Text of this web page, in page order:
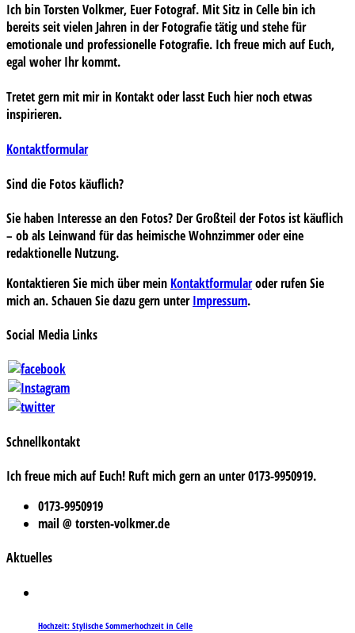
Ich bin Torsten Volkmer, Euer Fotograf. Mit Sitz in Celle bin ich
bereits seit vielen Jahren in der Fotografie tätig und stehe für
emotionale und professionelle Fotografie. Ich freue mich auf Euch,
egal woher Ihr kommt.
Tretet gern mit mir in Kontakt oder lasst Euch hier noch etwas
inspirieren.
Kontaktformular
Sind die Fotos käuflich?
Sie haben Interesse an den Fotos? Der Großteil der Fotos ist käuflich
– ob als Leinwand für das heimische Wohnzimmer oder eine
redaktionelle Nutzung.
Kontaktieren Sie mich über mein Kontaktformularoder rufen Sie
mich an. Schauen Sie dazu gern unterImpressum.
Social Media Links
Schnellkontakt
Ich freue mich auf Euch! Ruft mich gern an unter 0173-9950919.
0173-9950919
mail @ torsten-volkmer.de
Aktuelles
Hochzeit: Stylische Sommerhochzeit in Celle